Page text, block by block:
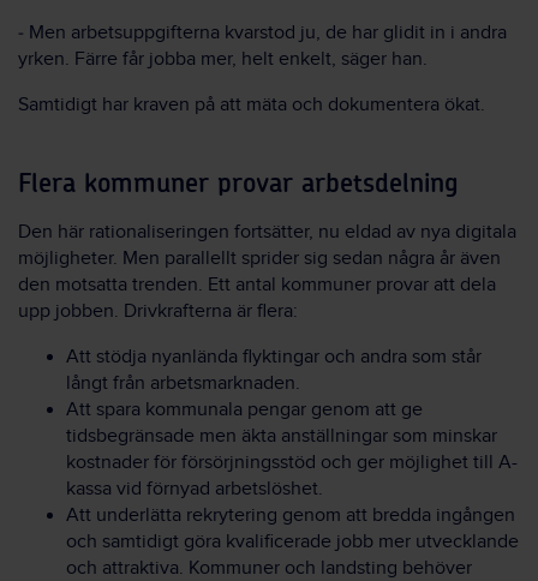
‒ Men arbetsuppgifterna kvarstod ju, de har glidit in i andra
yrken. Färre får jobba mer, helt enkelt, säger han.
Samtidigt har kraven på att mäta och dokumentera ökat.
Flera kommuner provar arbetsdelning
Den här rationaliseringen fortsätter, nu eldad av nya digitala
möjligheter. Men parallellt sprider sig sedan några år även
den motsatta trenden. Ett antal kommuner provar att dela
upp jobben. Drivkrafterna är flera:
Att stödja nyanlända flyktingar och andra som står
långt från arbetsmarknaden.
Att spara kommunala pengar genom att ge
tidsbegränsade men äkta anställningar som minskar
kostnader för försörjningsstöd och ger möjlighet till A-
kassa vid förnyad arbetslöshet.
Att underlätta rekrytering genom att bredda ingången
och samtidigt göra kvalificerade jobb mer utvecklande
och attraktiva. Kommuner och landsting behöver